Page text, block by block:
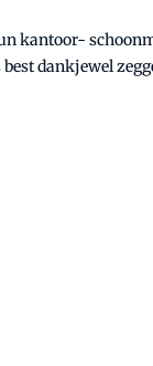
kantoor-
dankjewel